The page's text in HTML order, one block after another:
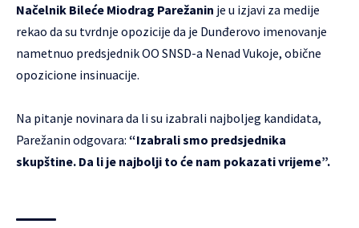
Načelnik Bileće Miodrag Parežanin je u izjavi za medije
rekao da su tvrdnje opozicije da je Dunđerovo imenovanje
nametnuo predsjednik OO SNSD-a Nenad Vukoje, obične
opozicione insinuacije.
Na pitanje novinara da li su izabrali najboljeg kandidata,
Parežanin odgovara: “Izabrali smo predsjednika
skupštine. Da li je najbolji to će nam pokazati vrijeme”.